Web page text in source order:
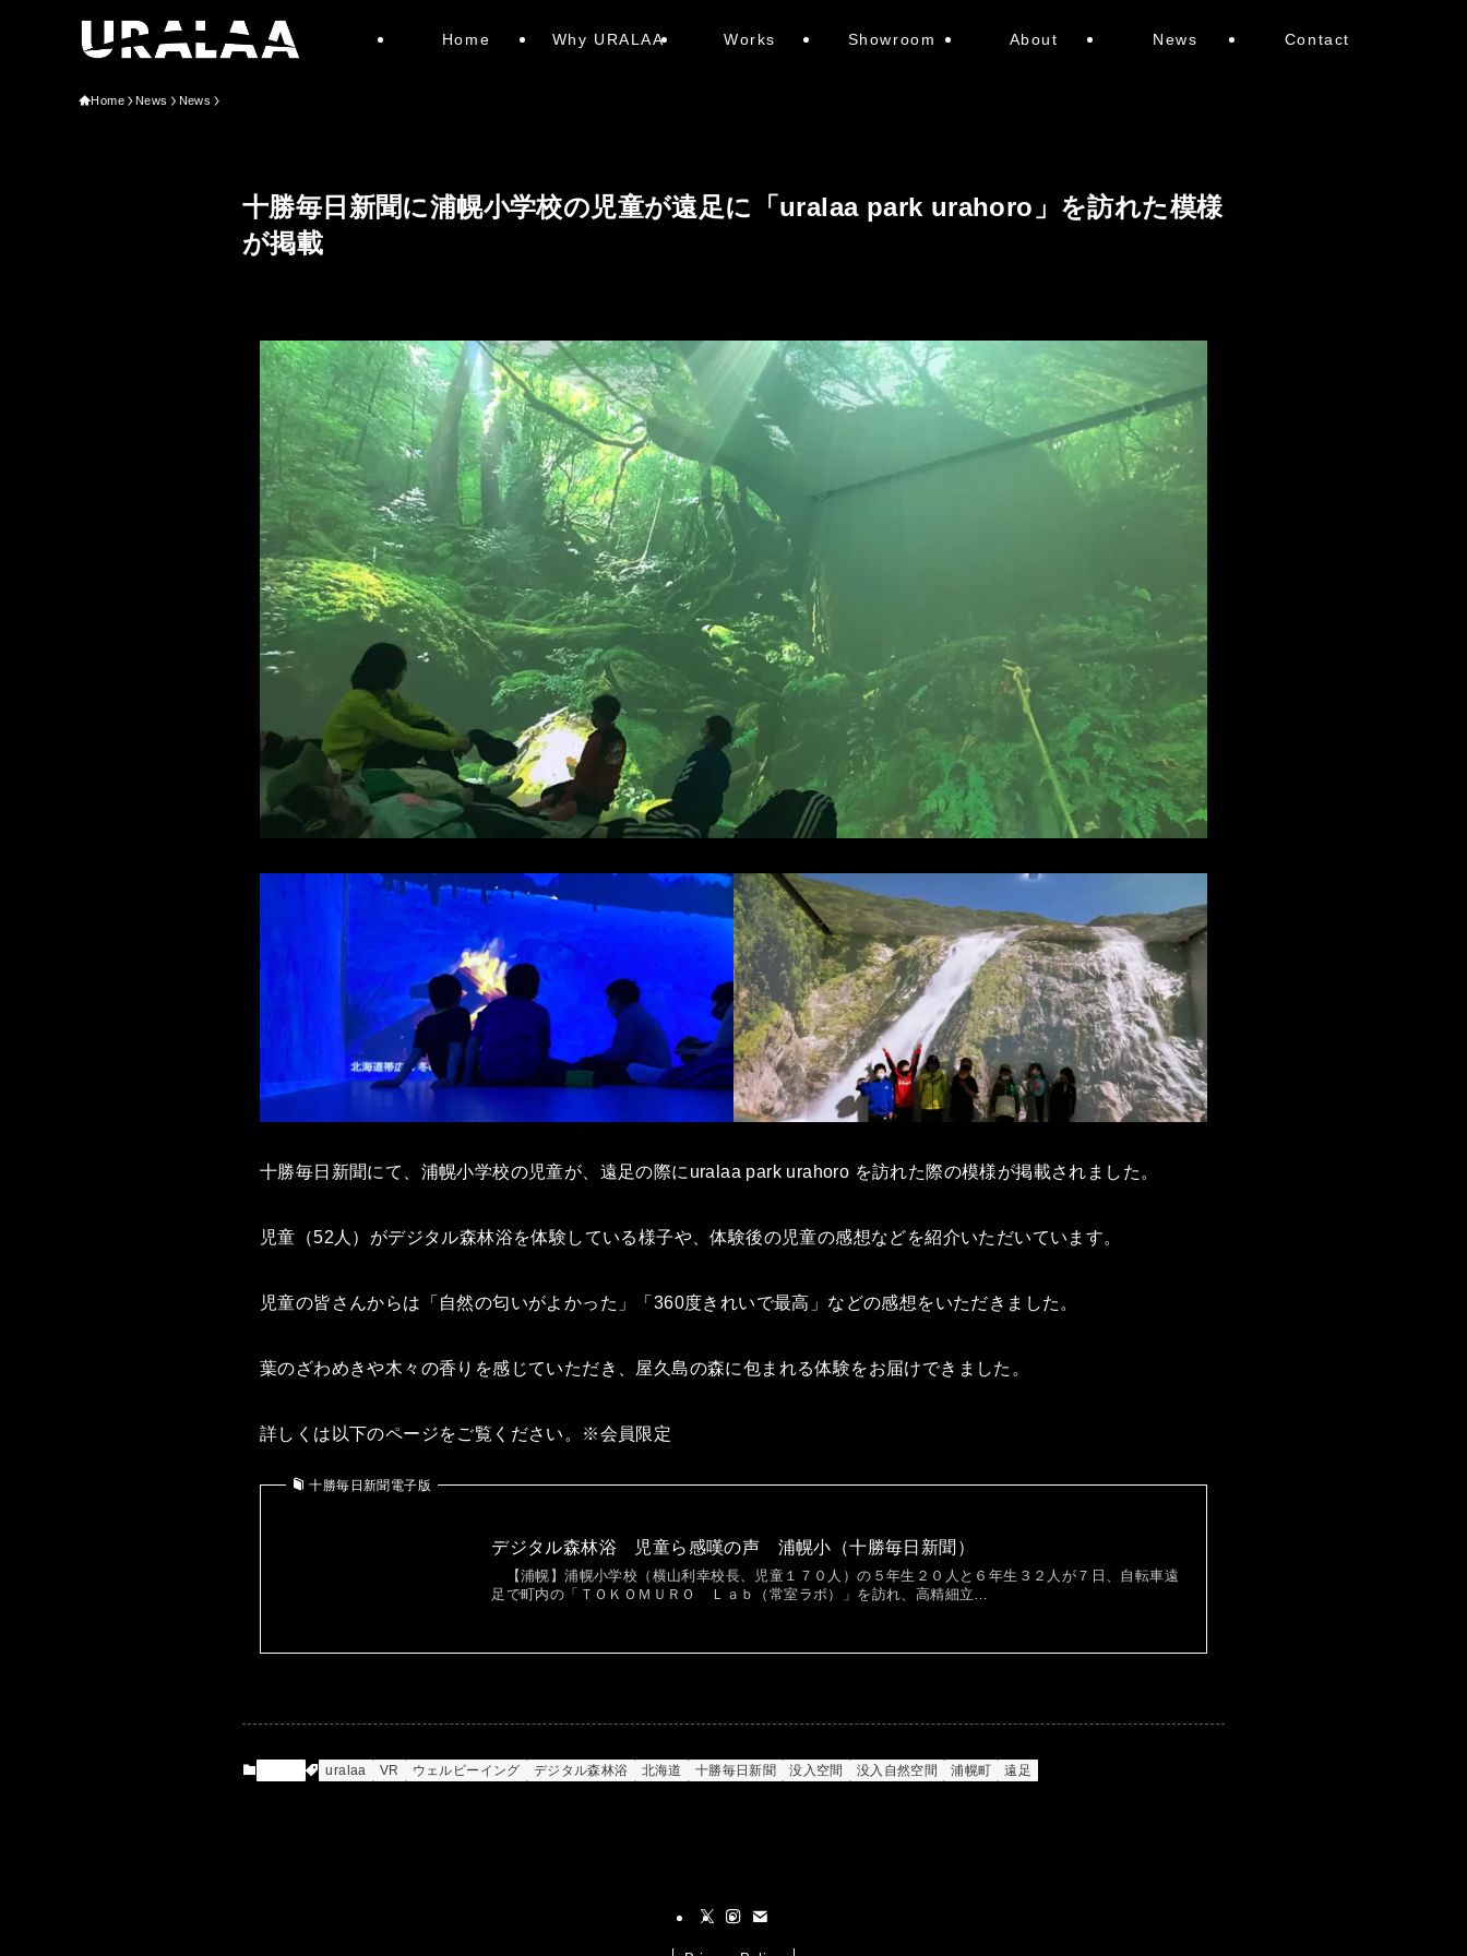
Home Why URALAA Works Showroom About News Contact
Home News News
十勝毎日新聞に浦幌小学校の児童が遠足に「uralaa park urahoro」を訪れた模様
が掲載
十勝毎日新聞にて、浦幌小学校の児童が、遠足の際にuralaa park urahoro を訪れた際の模様が掲載されました。
児童（52人）がデジタル森林浴を体験している様子や、体験後の児童の感想などを紹介いただいています。
児童の皆さんからは「自然の匂いがよかった」「360度きれいで最高」などの感想をいただきました。
葉のざわめきや木々の香りを感じていただき、屋久島の森に包まれる体験をお届けできました。
詳しくは以下のページをご覧ください。※会員限定
十勝毎日新聞電子版
デジタル森林浴 児童ら感嘆の声 浦幌小（十勝毎日新聞）
【浦幌】浦幌小学校（横山利幸校長、児童１７０人）の５年生２０人と６年生３２人が７日、自転車遠
足で町内の「ＴＯＫＯＭＵＲＯ Ｌａｂ（常室ラボ）」を訪れ、高精細立…
uralaa VR ウェルビーイング デジタル森林浴 北海道 十勝毎日新聞 没入空間 没入自然空間 浦幌町 遠足